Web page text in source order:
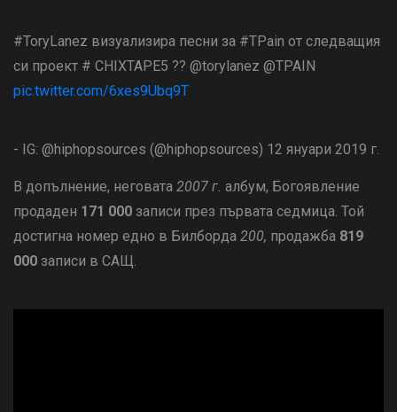
#ToryLanez визуализира песни за #TPain от следващия
си проект # CHIXTAPE5 ?? @torylanez @TPAIN
pic.twitter.com/6xes9Ubq9T
- IG: @hiphopsources (@hiphopsources) 12 януари 2019 г.
В допълнение, неговата 2007 г. албум, Богоявление
продаден 171 000 записи през първата седмица. Той
достигна номер едно в Билборда 200, продажба 819
000 записи в САЩ.